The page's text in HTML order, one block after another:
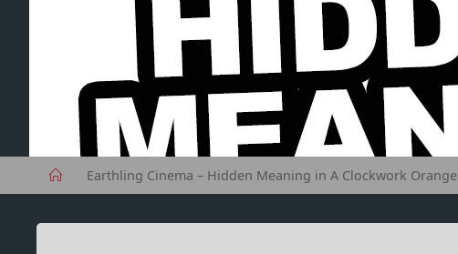
HomeEarthling Cinema – Hidden Meaning in A Clockwork Orange